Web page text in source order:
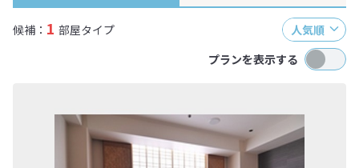
候補： 1 部屋タイプ
人気順
プランを表示する